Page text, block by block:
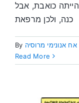
כואבת, אבל
כנה, ולכן מרפאת
By אח אנונימי מרוסיה
Read More